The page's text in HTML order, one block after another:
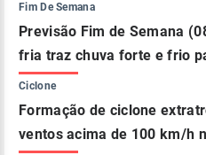
Fim De Semana
Previsão Fim de Semana
fria traz chuva forte e frio
Ciclone
Formação de ciclone
ventos acima de 100 km/h